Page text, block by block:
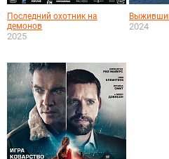
Последний охотник на
демонов
2025
2024